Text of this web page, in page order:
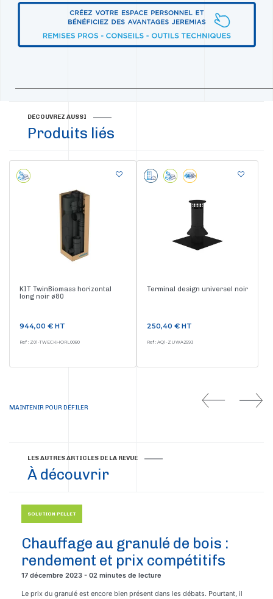
DÉCOUVREZ AUSSI
Produits liés
KIT TwinBiomass horizontal
long noir ø80
Prix
944,00 € HT
Ref : Z01-TWECKHORL0080
Terminal design universel noir
Prix
250,40 € HT
Ref : AQ1-ZUWA2593
MAINTENIR POUR DÉFILER
LES AUTRES ARTICLES DE LA REVUE
À découvrir
SOLUTION PELLET
Chauffage au granulé de bois :
rendement et prix compétitifs
17 décembre 2023 - 02 minutes de lecture
Le prix du granulé est encore bien présent dans les débats. Pourtant, il